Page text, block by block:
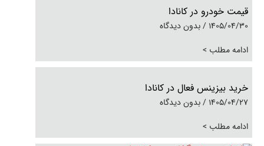
قیمت خودرو در کانادا
1405/04/30
بدون دیدگاه
ادامه مطلب >
خرید بیزینس فعال در کانادا
1405/04/27
بدون دیدگاه
ادامه مطلب >